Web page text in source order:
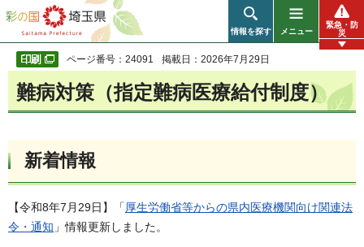
彩の国 埼玉県
情報を探す メニュー
緊急・防
災
ページ番号：24091 掲載日：2026年7月29日
難病対策（指定難病医療給付制度）
新着情報
【令和8年7月29日】「厚生労働省等からの県内医療機関向け関連法
令・通知 」情報更新しました。